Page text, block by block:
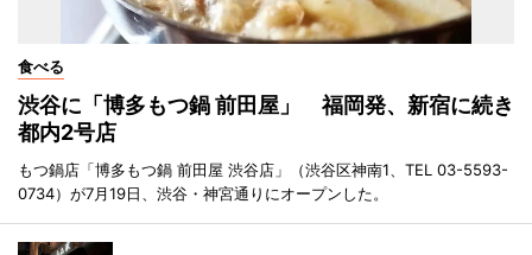
食べる
渋谷に「博多もつ鍋 前田屋」 福岡発、新宿に続き
都内2号店
もつ鍋店「博多もつ鍋 前田屋 渋谷店」（渋谷区神南1、TEL 03-5593-
0734）が7月19日、渋谷・神宮通りにオープンした。